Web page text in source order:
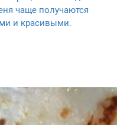
чаще получаются
и красивыми.